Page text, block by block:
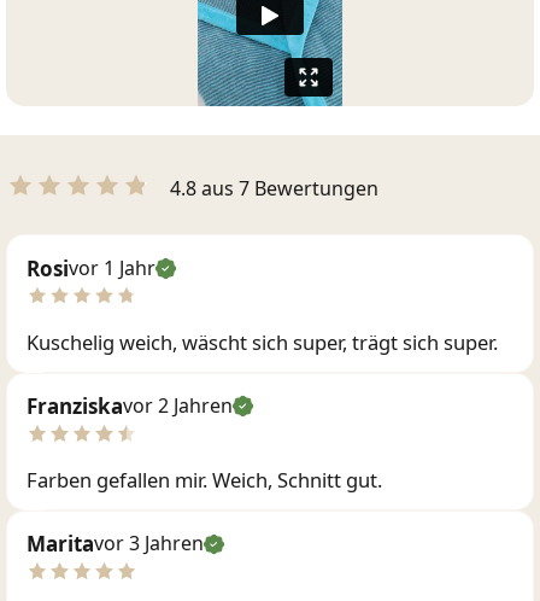
4.8 aus 7 Bewertungen
Rosivor 1 Jahr
Kuschelig weich, wäscht sich super, trägt sich super.
Franziskavor 2 Jahren
Farben gefallen mir. Weich, Schnitt gut.
Maritavor 3 Jahren